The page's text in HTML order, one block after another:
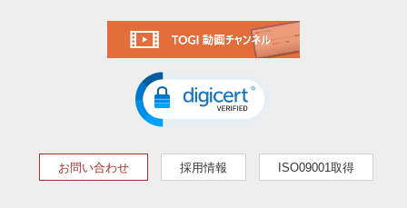
お問い合わせ 採用情報 ISO09001取得